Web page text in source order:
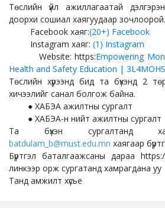
Төслийн үйл ажиллагаатай
доорхи сошиал хаягуудаар зочлоорой.
Facebook хаяг:(20+) Facebook
Instagram хаяг: (1) Instagram
Website: https:Empowering
Health and Safety Education | 3L4MOHS
Төслийн хүрээнд бид та бүхэнд 2
хичээлийг санал болгож байна.
● ХАБЭА ажилтны сургалт
● ХАБЭА-н нийт ажилтны сургалт
Та бүхэн сургалтанд
batdulam_b@must.edu.mn хаягаар
Бүртгэл баталгаажсаны дараа
линкээр орж сургатанд хамрагдана уу
Танд амжилт хүсье